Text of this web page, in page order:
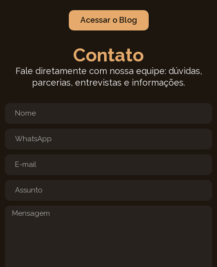
Acessar o Blog
Contato
Fale diretamente com nossa equipe: dúvidas,
parcerias, entrevistas e informações.